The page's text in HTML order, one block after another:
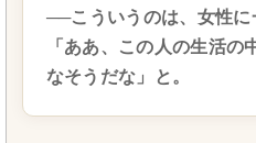
──こういうのは、女性に
「ああ、この人の生活
なそうだな」と。